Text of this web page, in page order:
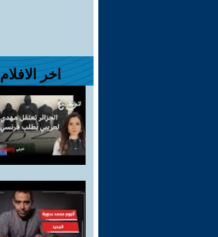
اخر الافلام